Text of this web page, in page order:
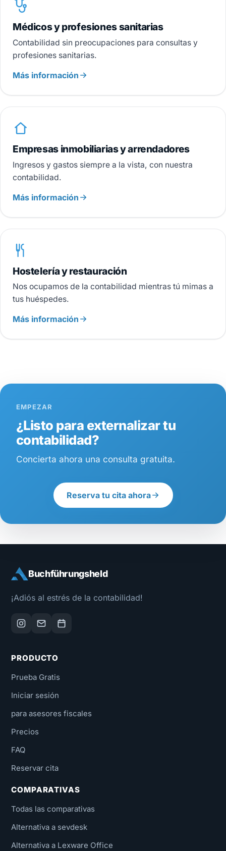
Médicos y profesiones sanitarias
Contabilidad sin preocupaciones para consultas y
profesiones sanitarias.
Más información
Empresas inmobiliarias y arrendadores
Ingresos y gastos siempre a la vista, con nuestra
contabilidad.
Más información
Hostelería y restauración
Nos ocupamos de la contabilidad mientras tú mimas a
tus huéspedes.
Más información
EMPEZAR
¿Listo para externalizar tu
contabilidad?
Concierta ahora una consulta gratuita.
Reserva tu cita ahora
Buchführungsheld
¡Adiós al estrés de la contabilidad!
PRODUCTO
Prueba Gratis
Iniciar sesión
para asesores fiscales
Precios
FAQ
Reservar cita
COMPARATIVAS
Todas las comparativas
Alternativa a sevdesk
Alternativa a Lexware Office